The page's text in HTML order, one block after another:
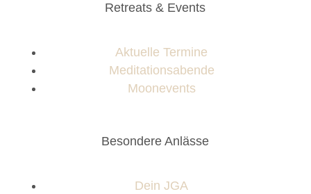
Retreats & Events
Aktuelle Termine
Meditationsabende
Moonevents
Besondere Anlässe
Dein JGA